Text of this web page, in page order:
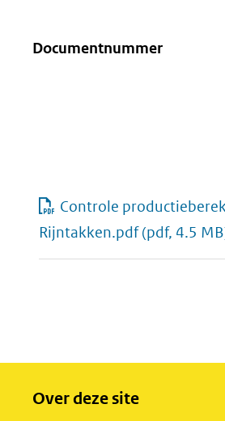
Documentnummer
Controle
Rijntakken.pdf(pdf, 4.5
Over deze site